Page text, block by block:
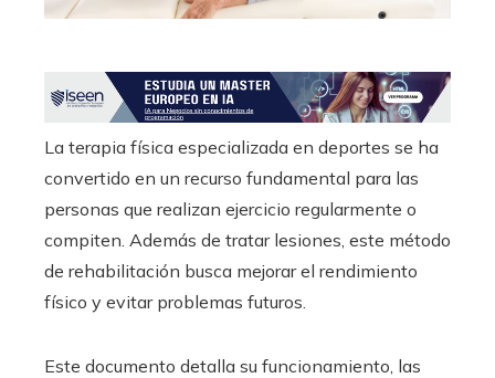
La terapia física especializada en deportes se ha
convertido en un recurso fundamental para las
personas que realizan ejercicio regularmente o
compiten. Además de tratar lesiones, este método
de rehabilitación busca mejorar el rendimiento
físico y evitar problemas futuros.
Este documento detalla su funcionamiento, las